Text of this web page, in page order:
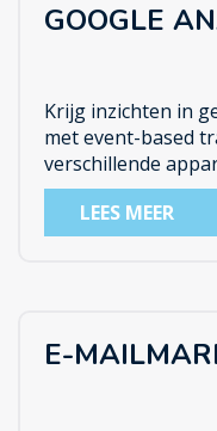
GOOGLE
Krijg inzichten in
met event-based
verschillende
LEES MEER
E-